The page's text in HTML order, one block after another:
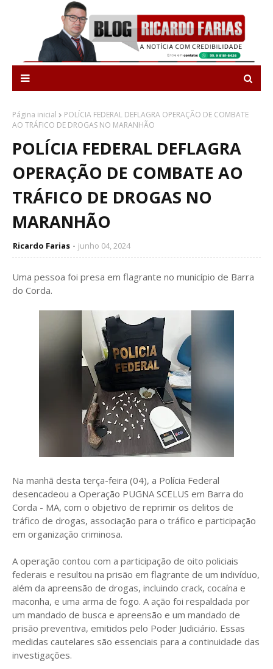
Página inicial
POLÍCIA FEDERAL DEFLAGRA OPERAÇÃO DE COMBATE
AO TRÁFICO DE DROGAS NO MARANHÃO
POLÍCIA FEDERAL DEFLAGRA
OPERAÇÃO DE COMBATE AO
TRÁFICO DE DROGAS NO
MARANHÃO
Ricardo Farias junho 04, 2024
Uma pessoa foi presa em flagrante no município de Barra
do Corda.
Na manhã desta terça-feira (04), a Polícia Federal
desencadeou a Operação PUGNA SCELUS em Barra do
Corda - MA, com o objetivo de reprimir os delitos de
tráfico de drogas, associação para o tráfico e participação
em organização criminosa.
A operação contou com a participação de oito policiais
federais e resultou na prisão em flagrante de um indivíduo,
além da apreensão de drogas, incluindo crack, cocaína e
maconha, e uma arma de fogo. A ação foi respaldada por
um mandado de busca e apreensão e um mandado de
prisão preventiva, emitidos pelo Poder Judiciário. Essas
medidas cautelares são essenciais para a continuidade das
investigações.